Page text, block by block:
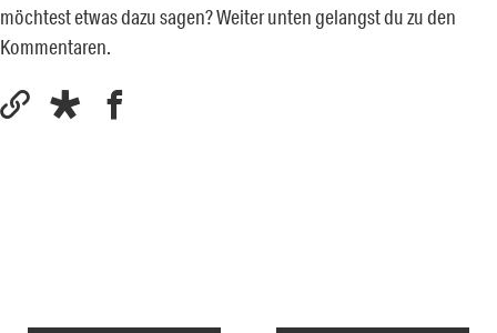
möchtest etwas dazu sagen? Weiter unten gelangst du zu den
Kommentaren.